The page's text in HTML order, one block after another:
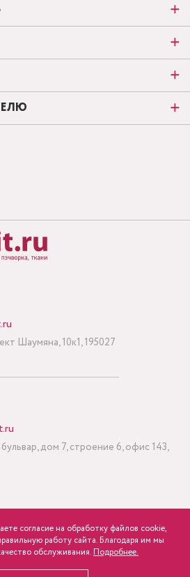
Минимальный заказ ткани от 3 метров
Шаумяна, 10к1, 195027
дом 7, строение 6, офис 143,
конфиденциальности
НА НОВОСТИ
согласие на обработку файлов cookie,
работу сайта. Благодаря им мы
обслуживания. Подробнее.